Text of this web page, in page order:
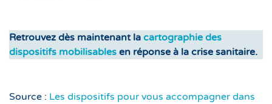
Retrouvez dès maintenant la cartographie des
dispositifs mobilisables en réponse à la crise sanitaire.
Source : Les dispositifs pour vous accompagner dans